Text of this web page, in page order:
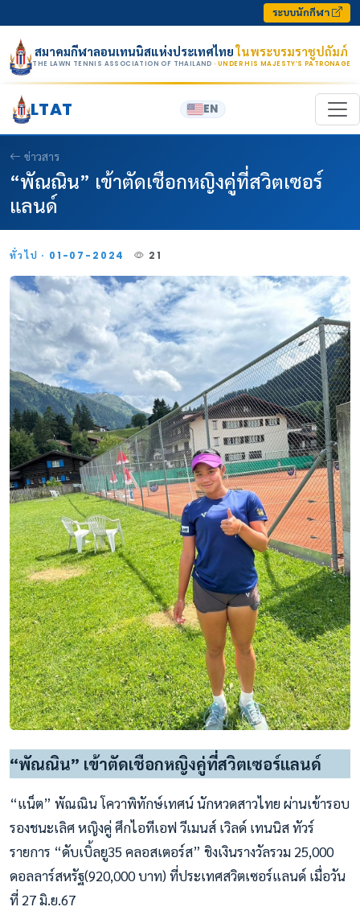
ระบบนักกีฬา
สมาคมกีฬาลอนเทนนิสแห่งประเทศไทยในพระบรมราชูปถัมภ์
THE LAWN TENNIS ASSOCIATION OF THAILAND · UNDER HIS MAJESTY’S PATRONAGE
LTAT EN
ข่าวสาร
“พัณณิน” เข้าตัดเชือกหญิงคู่ที่สวิตเซอร์
แลนด์
ทั่วไป · 01-07-2024 21
“พัณณิน” เข้าตัดเชือกหญิงคู่ที่สวิตเซอร์แลนด์
“แน็ต” พัณณิน โควาพิทักษ์เทศน์ นักหวดสาวไทย ผ่านเข้ารอบ
รองชนะเลิศ หญิงคู่ ศึกไอทีเอฟ วีเมนส์ เวิลด์ เทนนิส ทัวร์
รายการ “ดับเบิ้ลยู35 คลอสเตอร์ส” ชิงเงินรางวัลรวม 25,000
ดอลลาร์สหรัฐ(920,000 บาท) ที่ประเทศสวิตเซอร์แลนด์ เมื่อวัน
ที่ 27 มิ.ย.67